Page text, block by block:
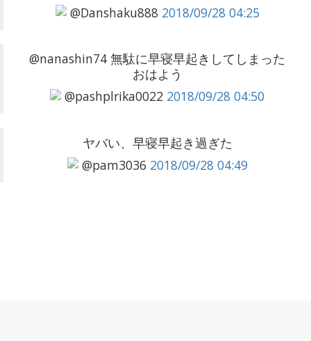
@Danshaku888 2018/09/28 04:25
@nanashin74 無駄に早寝早起きしてしまった
おはよう
@pashplrika0022 2018/09/28 04:50
ヤバい、早寝早起き過ぎた
@pam3036 2018/09/28 04:49